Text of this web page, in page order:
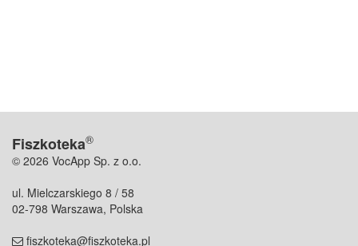
Fiszkoteka®
© 2026 VocApp Sp. z o.o.
ul. Mielczarskiego 8 / 58
02-798 Warszawa, Polska
fiszkoteka@fiszkoteka.pl